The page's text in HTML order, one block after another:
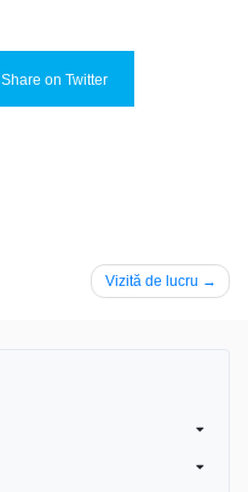
Share on Twitter
Vizită de lucru